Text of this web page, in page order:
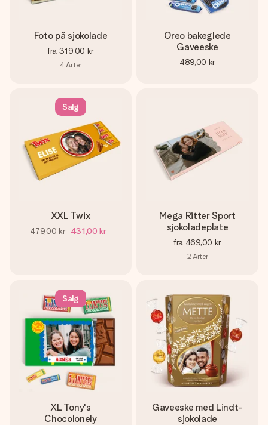
Foto på sjokolade
fra 319,00 kr
4Arter
Oreo bakeglede
Gaveeske
489,00 kr
Salg
XXL Twix
479,00 kr 431,00 kr
Mega Ritter Sport
sjokoladeplate
fra 469,00 kr
2 Arter
Salg
XL Tony's
Chocolonely
Gaveeske med Lindt-
sjokolade